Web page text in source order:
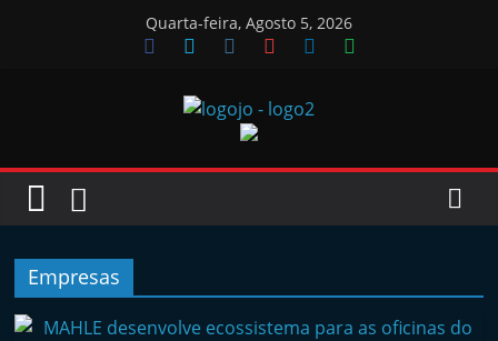
Quarta-feira, Agosto 5, 2026
Jornal
J
Empresas